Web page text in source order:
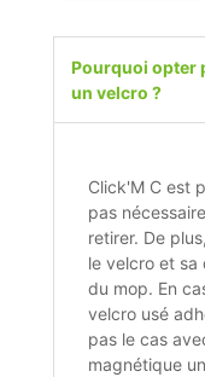
Pourquoi opter
un velcro ?
Click'M C est
pas
retirer. De
le velcro et sa
du mop. En
velcro usé
pas le cas
magnétique